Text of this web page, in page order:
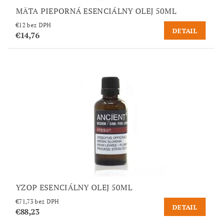
MÄTA PIEPORNÁ ESENCIÁLNY OLEJ 50ML
€12 bez DPH
€14,76 DETAIL
YZOP ESENCIÁLNY OLEJ 50ML
€71,73 bez DPH
€88,23 DETAIL